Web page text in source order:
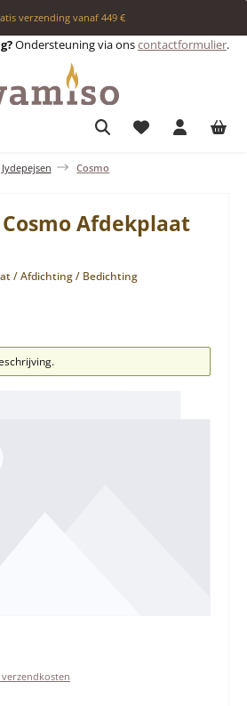
verzending vanaf 449 €
Ondersteuning via onscontactformulier.
Je hebt 0 items
Jydepejsen Cosmo
Afdekplaat
/ Afdichting / Bedichting
verzendkosten